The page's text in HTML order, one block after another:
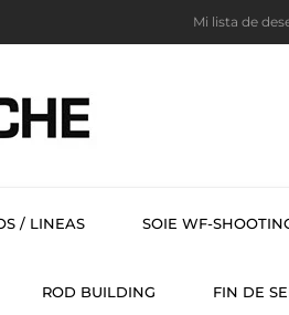
Mi lista de
/ LINEAS SOIE WF-
ROD BUILDING FIN DE